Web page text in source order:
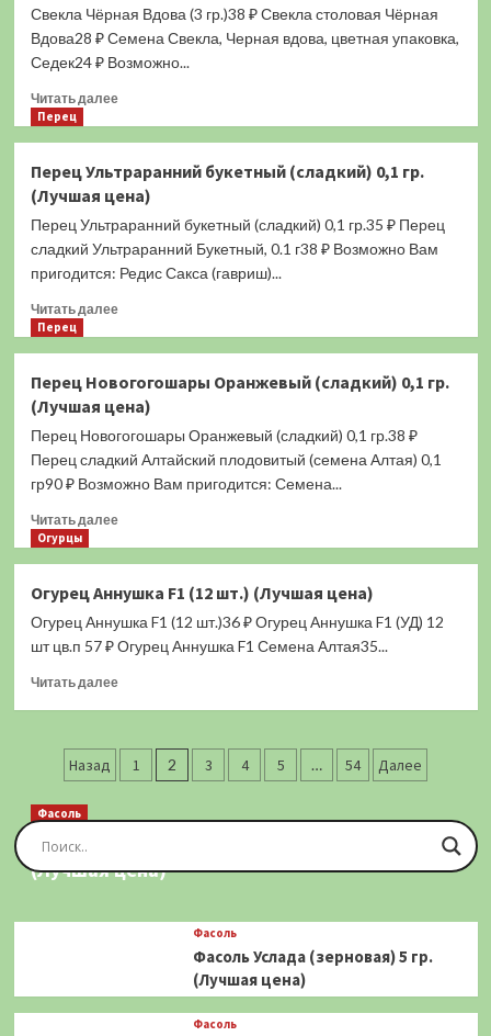
Зимний
(К/
гр.
Свекла Чёрная Вдова (3 гр.)38 ₽ Свекла столовая Чёрная
Вдова28 ₽ Семена Свекла, Черная вдова, цветная упаковка,
Седек24 ₽ Возможно...
Читать далееПрочитать
Чёрная
Вдова
(3
(Лучшая
цена)
Перец
Перец Ультраранний букетный (сладкий) 0,1 гр.
(Лучшая цена)
Перец Ультраранний букетный (сладкий) 0,1 гр.35 ₽ Перец
сладкий Ультраранний Букетный, 0.1 г38 ₽ Возможно Вам
пригодится: Редис Сакса (гавриш)...
Читать далееПрочитать
Ультраранний
букетный
(сладкий)
0,1
(Лучшая
цена)
Перец
Перец Новогогошары Оранжевый (сладкий) 0,1 гр.
(Лучшая цена)
Перец Новогогошары Оранжевый (сладкий) 0,1 гр.38 ₽
Перец сладкий Алтайский плодовитый (семена Алтая) 0,1
гр90 ₽ Возможно Вам пригодится: Семена...
Читать далееПрочитать
Новогогошары
Оранжевый
(сладкий)
гр.
Огурцы
Огурец Аннушка F1 (12 шт.) (Лучшая цена)
Огурец Аннушка F1 (12 шт.)36 ₽ Огурец Аннушка F1 (УД) 12
шт цв.п 57 ₽ Огурец Аннушка F1 Семена Алтая35...
Читать далееПрочитать
Аннушка
F1
шт.)
цена)
Пагинация
записей
Назад 1 2 3 4 5 … 54 Далее
Фасоль
Фасоль Золотая Сакса (спаржевая) 20 шт.
(Лучшая цена)
Фасоль
Фасоль Услада (зерновая) 5 гр.
(Лучшая цена)
Фасоль